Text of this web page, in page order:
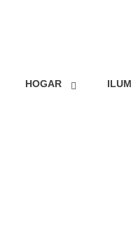
HOGAR